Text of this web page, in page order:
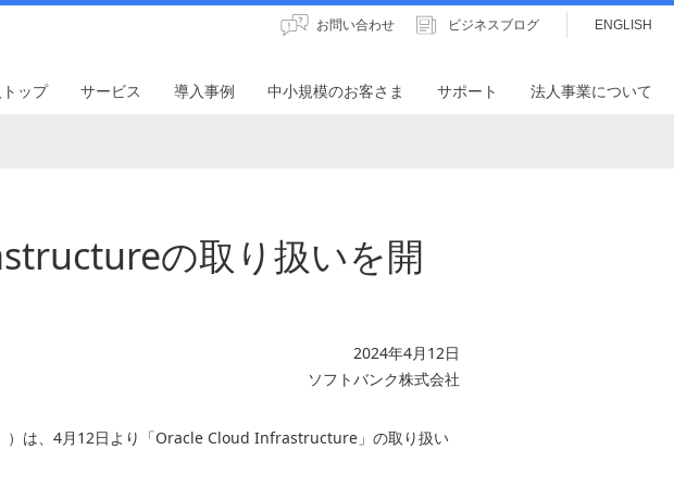
お問い合わせ ビジネスブログ ENGLISH
ップ サービス 導入事例 中小規模のお客さま サポート 法人事業について
の取り扱いを開
2024年4月12日
ソフトバンク株式会社
）は、4月12日より「Oracle Cloud Infrastructure」の取り扱い